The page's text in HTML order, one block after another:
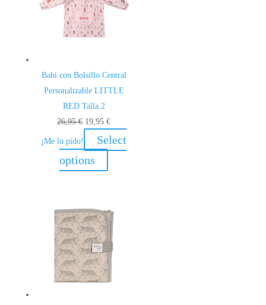
Babi con Bolsillo Central
Personalizable LITTLE
RED Talla 2
26,95€ El
precio
original
19,95€El
precio
actual
¡Me lo pido!
Select
options